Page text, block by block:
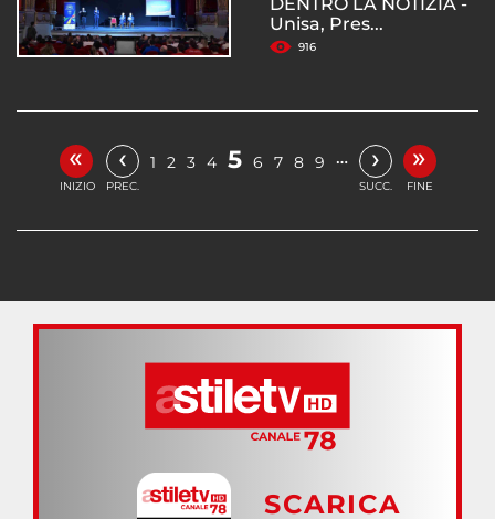
Unisa, Pres...
916
«
INIZIO
‹
PREC.
1 2 3 4 5 6 7 8 9 … ›
SUCC.
»
FINE
SCARICA